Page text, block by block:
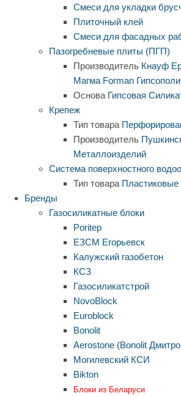
Смеси для укладки
Плиточный клей
Смеси для фасадных
Пазогребневые плиты (ПГП)
Производитель Кнауф
Магма Forman
Основа Гипсовая
Крепеж
Тип товара
Производитель
Металлоизделий
Система поверхностного
Тип товара Пластиковые
Бренды
Газосиликатные блоки
Poritep
ЕЗСМ Егорьевск
Калужский газобетон
КСЗ
Газосиликатстрой
NovoBlock
Euroblock
Bonolit
Aerostone (Bonolit
Могилевский КСИ
Bikton
Блоки из Беларуси